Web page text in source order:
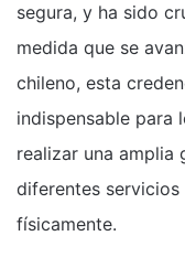
segura, y ha sido
medida que se
chileno, esta
indispensable para
realizar una amplia
diferentes servicios
físicamente.